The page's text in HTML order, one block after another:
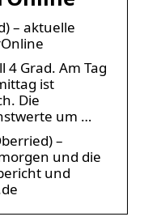
– aktuelle
Grad. Am Tag
ist
Die
um …
–
und die
und